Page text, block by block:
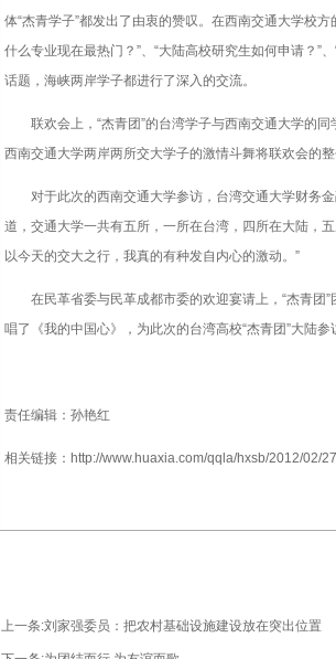
体“杰青学子”都发出了由衷的赞叹。在西南交通大学校
什么专业现在最热门？”、“大陆高校研究生如何申请？
话题，海峡两岸学子都进行了深入的交流。
联欢会上，“杰青团”的台湾学子与西南交通大学的同
西南交通大学两岸两所交大学子的激情斗舞将联欢会的整
对于此次的西南交通大学参访，台湾交通大学财务金
道，交通大学一共有五所，一所在台湾，四所在大陆，
以今天的交大之行，我真的有种发自内心的激动。”
在民革省委与民革成都市委的欢迎宴请上，“杰青团”
唱了《我的中国心》，为此次的台湾高校“杰青团”大陆
责任编辑：孙艳红
相关链接： http://www.huaxia.com/qqla/hxsb/2012/02/
上一条:刘家强委员：把农村基础设施建设放在突出位置